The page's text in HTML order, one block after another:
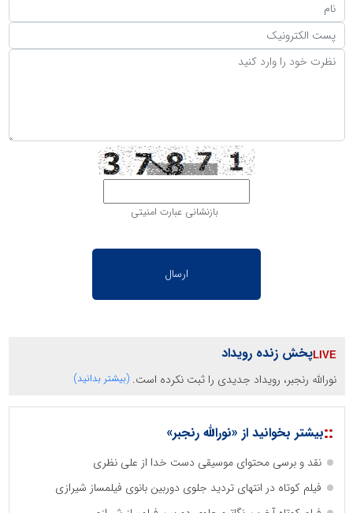
بازنشانی عبارت امنیتی
پخش زنده رویداد
نورالله رنجبر، رویداد جدیدی را ثبت نکرده است. (بیشتر بدانید)
::بیشتر بخوانید از «نورالله رنجبر»
نقد و برسی محتوای موسیقی دست خدا از علی نظری
فیلم کوتاه در انتهای تردید جلوی دوربین بانوی فیلمساز شیرازی